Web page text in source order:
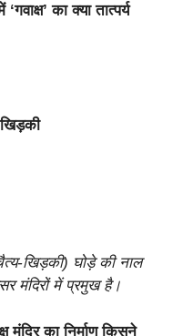
का क्या तात्पर्य
खिड़की) घोड़े की नाल
मंदिरों में प्रमुख है।
मंदिर का निर्माण किसने